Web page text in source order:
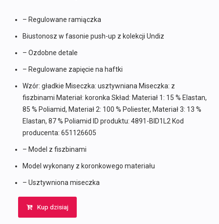
– Regulowane ramiączka
Biustonosz w fasonie push-up z kolekcji Undiz
– Ozdobne detale
– Regulowane zapięcie na haftki
Wzór: gładkie Miseczka: usztywniana Miseczka: z
fiszbinami Materiał: koronka Skład: Materiał 1: 15 % Elastan,
85 % Poliamid, Materiał 2: 100 % Poliester, Materiał 3: 13 %
Elastan, 87 % Poliamid ID produktu: 4891-BID1L2 Kod
producenta: 651126605
– Model z fiszbinami
Model wykonany z koronkowego materiału
– Usztywniona miseczka
Kup dzisiaj